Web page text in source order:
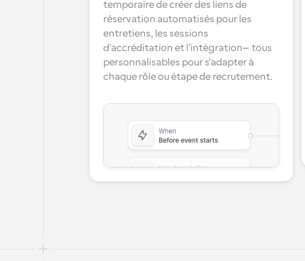
temporaire de créer des liens de
réservation automatisés pour les
entretiens, les sessions
d'accréditation et l'intégration—tous
personnalisables pour s'adapter à
chaque rôle ou étape de recrutement.